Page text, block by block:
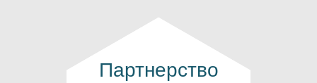
Партнерство